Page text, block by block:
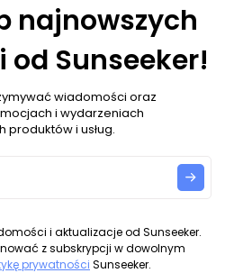
najnowszych
Sunseeker!
wiadomości oraz
i wydarzeniach
produktów i usług.
i aktualizacje od Sunseeker.
z subskrypcji w dowolnym
prywatności Sunseeker.